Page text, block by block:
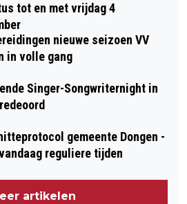
tot en met vrijdag 4
nieuwe seizoen VV
in volle gang
Singer-Songwriternight in
gemeente Dongen -
reguliere tijden
artikelen